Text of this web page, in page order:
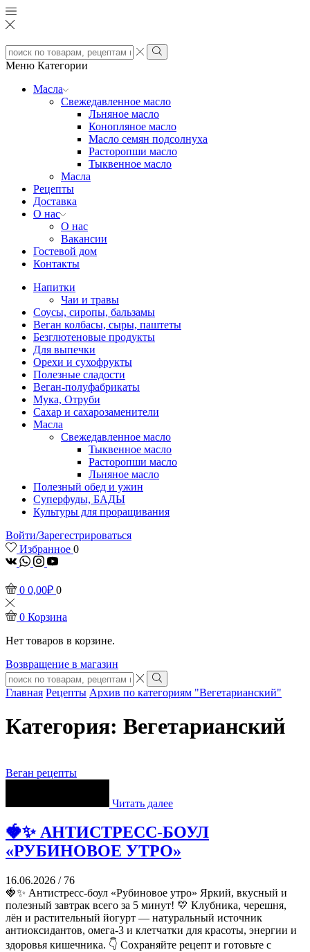
Search
input
Search
Меню Категории
Масла
Свежедавленное масло
Льняное масло
Конопляное масло
Масло семян подсолнуха
Расторопши масло
Тыквенное масло
Масла
Рецепты
Доставка
О нас
О нас
Вакансии
Гостевой дом
Контакты
Напитки
Чаи и травы
Соусы, сиропы, бальзамы
Веган колбасы, сыры, паштеты
Безглютеновые продукты
Для выпечки
Орехи и сухофрукты
Полезные сладости
Веган-полуфабрикаты
Мука, Отруби
Сахар и сахарозаменители
Масла
Свежедавленное масло
Тыквенное масло
Расторопши масло
Льняное масло
Полезный обед и ужин
Суперфуды, БАДЫ
Культуры для проращивания
Войти/Зарегестрироваться
Избранное 0
vk Whatsapp
Instagram
Youtube
0 0,00₽ 0
0 Корзина
Нет товаров в корзине.
Возвращение в магазин
Search
input
Search
Главная Рецепты Архив по категориям "Вегетарианский"
Категория: Вегетарианский
Веган рецепты
Читать далее
🍓✨ АНТИСТРЕСС-БОУЛ
«РУБИНОВОЕ УТРО»
16.06.2026 / 76
🍓✨ Антистресс-боул «Рубиновое утро» Яркий, вкусный и
полезный завтрак всего за 5 минут! 💛 Клубника, черешня,
лён и растительный йогурт — натуральный источник
антиоксидантов, омега-3 и клетчатки для красоты, энергии и
здоровья кишечника. 👇 Сохраняйте рецепт и готовьте с